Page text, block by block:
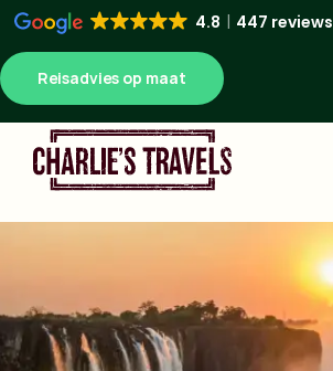
4.8 447 reviews
Reisadvies op maat